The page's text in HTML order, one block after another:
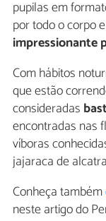
pupilas em
por todo o corpo
impressionante
Com hábitos
que estão
consideradas
encontradas nas
víboras
jajaraca de
Conheça também
neste artigo do